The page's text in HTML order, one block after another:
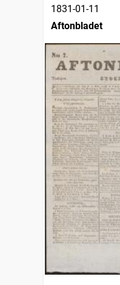
1831-01-11
Aftonbladet